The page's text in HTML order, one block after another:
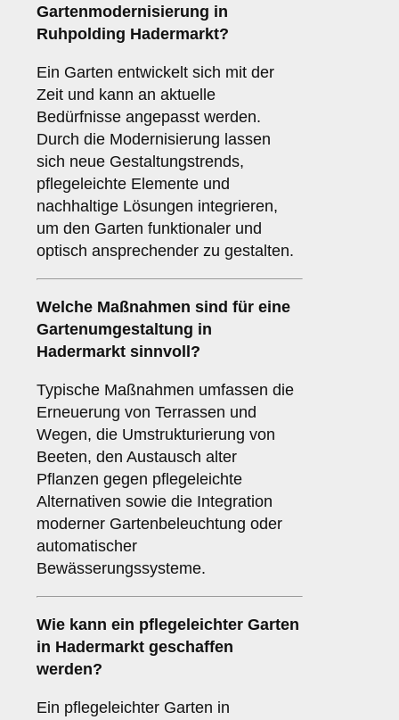
Gartenmodernisierung in
Ruhpolding Hadermarkt?
Ein Garten entwickelt sich mit der
Zeit und kann an aktuelle
Bedürfnisse angepasst werden.
Durch die Modernisierung lassen
sich neue Gestaltungstrends,
pflegeleichte Elemente und
nachhaltige Lösungen integrieren,
um den Garten funktionaler und
optisch ansprechender zu gestalten.
Welche Maßnahmen sind für eine
Gartenumgestaltung in
Hadermarkt sinnvoll?
Typische Maßnahmen umfassen die
Erneuerung von Terrassen und
Wegen, die Umstrukturierung von
Beeten, den Austausch alter
Pflanzen gegen pflegeleichte
Alternativen sowie die Integration
moderner Gartenbeleuchtung oder
automatischer
Bewässerungssysteme.
Wie kann ein pflegeleichter Garten
in Hadermarkt geschaffen
werden?
Ein pflegeleichter Garten in